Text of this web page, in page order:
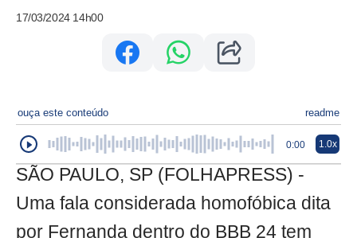
17/03/2024 14h00
ouça este conteúdo readme
0:00 1.0x
SÃO PAULO, SP (FOLHAPRESS) -
Uma fala considerada homofóbica dita
por Fernanda dentro do BBB 24 tem